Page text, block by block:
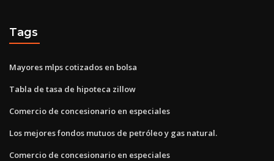
Tags
Mayores mlps cotizados en bolsa
Tabla de tasa de hipoteca zillow
Comercio de concesionario en especiales
Los mejores fondos mutuos de petróleo y gas natural.
Comercio de concesionario en especiales